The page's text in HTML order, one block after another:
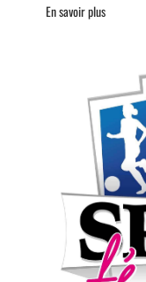
En savoir plus